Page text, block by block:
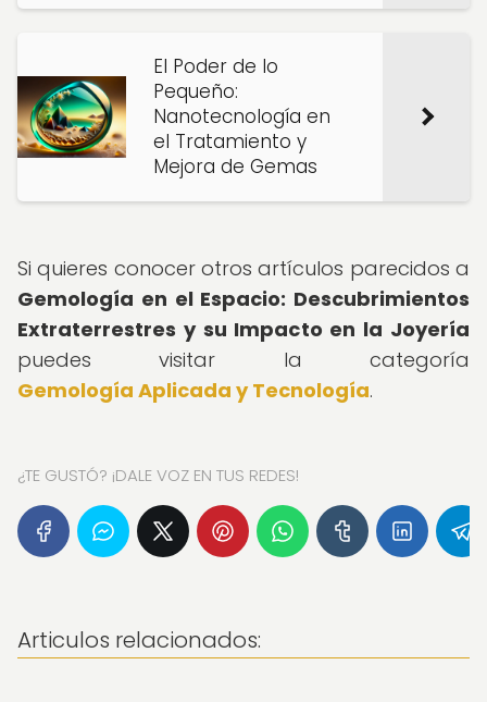
El Poder de lo
Pequeño:
Nanotecnología en
el Tratamiento y
Mejora de Gemas
Si quieres conocer otros artículos parecidos a
Gemología en el Espacio: Descubrimientos
Extraterrestres y su Impacto en la Joyería
puedes visitar la categoría
Gemología Aplicada y Tecnología.
¿TE GUSTÓ? ¡DALE VOZ EN TUS REDES!
Articulos relacionados: